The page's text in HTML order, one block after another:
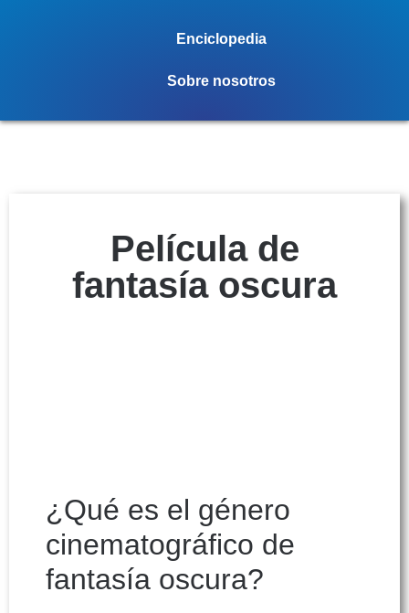
Enciclopedia
Sobre nosotros
Película de
fantasía oscura
¿Qué es el género
cinematográfico de
fantasía oscura?